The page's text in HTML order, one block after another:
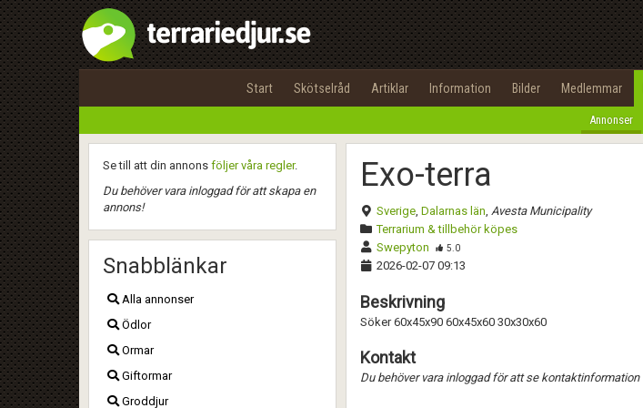
Start Skötselråd Artiklar Information Bilder Medlemmar
Annonser
Se till att din annons följer våra regler.
Du behöver vara inloggad för att skapa en
annons!
Snabblänkar
Alla annonser
Ödlor
Ormar
Giftormar
Groddjur
Exo-terra
Sverige, Dalarnas län, Avesta Municipality
Terrarium & tillbehör köpes
Swepyton
5.0
2026-02-07 09:13
Beskrivning
Söker 60x45x90 60x45x60 30x30x60
Kontakt
Du behöver vara inloggad för att se kontaktinformation
Namn:
Beskrivning:
Alla Positiva Negativa
Spara
Betygsätt
Utför
100%
OK
integritetspolicy
Namn:
Epost:
Lösenord:
Terms of Service
Begär nytt lösenord